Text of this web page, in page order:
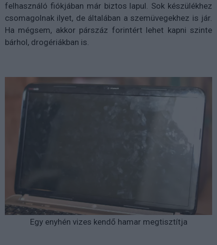
felhasználó fiókjában már biztos lapul. Sok készülékhez
csomagolnak ilyet, de általában a szemüvegekhez is jár.
Ha mégsem, akkor párszáz forintért lehet kapni szinte
bárhol, drogériákban is.
Egy enyhén vizes kendő hamar megtisztítja